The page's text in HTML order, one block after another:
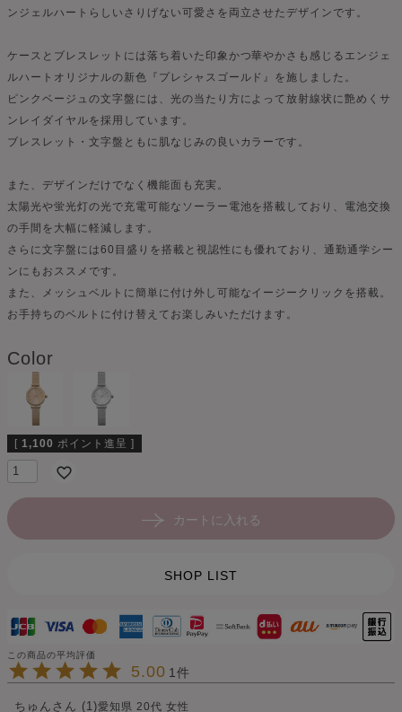
ンジェルハートらしいさりげない可愛さを両立させたデザインです。
ケースとブレスレットには落ち着いた印象かつ華やかさも感じるエンジェ
ルハートオリジナルの新色『プレシャスゴールド』を施しました。
ピンクベージュの文字盤には、光の当たり方によって放射線状に艶めくサ
ンレイダイヤルを採用しています。
ブレスレット・文字盤ともに肌なじみの良いカラーです。
また、デザインだけでなく機能面も充実。
太陽光や蛍光灯の光で充電可能なソーラー電池を搭載しており、電池交換
の手間を大幅に軽減します。
さらに文字盤には60目盛りを搭載と視認性にも優れており、通勤通学シー
ンにもおススメです。
また、メッシュベルトに簡単に付け外し可能なイージークリックを搭載。
お手持ちのベルトに付け替えてお楽しみいただけます。
Color
[ 1,100 ポイント進呈 ]
カートに入れる
SHOP LIST
5.00 1
ちゅん 1 愛知県 20代 女性